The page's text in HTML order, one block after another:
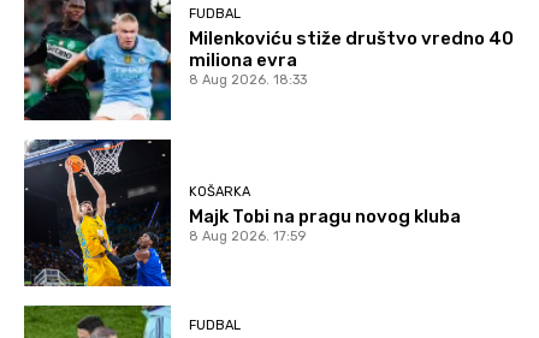
FUDBAL
Milenkoviću stiže društvo vredno 40
miliona evra
8 Aug 2026. 18:33
KOŠARKA
Majk Tobi na pragu novog kluba
8 Aug 2026. 17:59
FUDBAL